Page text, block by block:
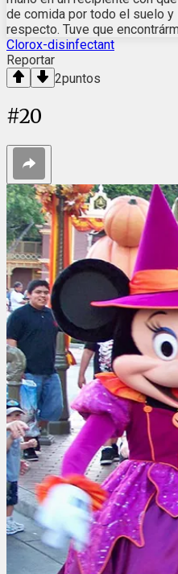
de comida por todo el suelo y
respecto. Tuve que
Clorox-disinfectant
Reportar
2puntos
#20